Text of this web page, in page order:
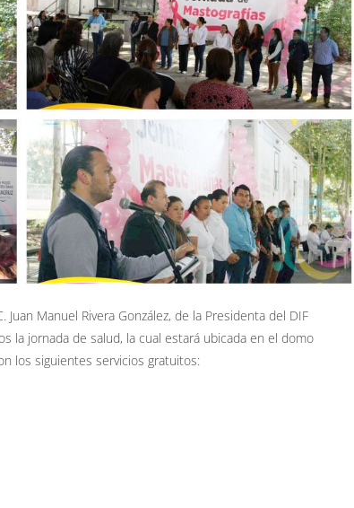
Manuel Rivera González, de la Presidenta del DIF
la jornada de salud, la cual estará ubicada en el domo
los siguientes servicios gratuitos: